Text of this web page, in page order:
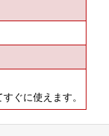
ぐに使えます。